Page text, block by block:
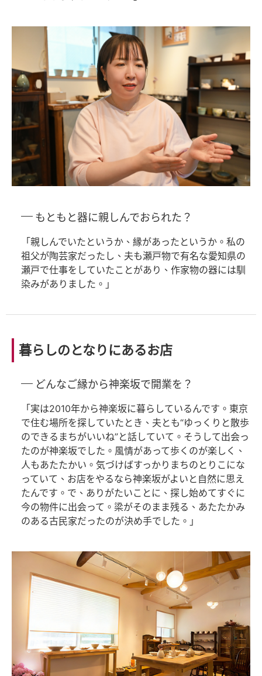
もともと器に親しんでおられた？
「親しんでいたというか、縁があったというか。私の
祖父が陶芸家だったし、夫も瀬戸物で有名な愛知県の
瀬戸で仕事をしていたことがあり、作家物の器には馴
染みがありました。」
暮らしのとなりにあるお店
どんなご縁から神楽坂で開業を？
「実は2010年から神楽坂に暮らしているんです。東京
で住む場所を探していたとき、夫とも“ゆっくりと散歩
のできるまちがいいね”と話していて。そうして出会っ
たのが神楽坂でした。風情があって歩くのが楽しく、
人もあたたかい。気づけばすっかりまちのとりこにな
っていて、お店をやるなら神楽坂がよいと自然に思え
たんです。で、ありがたいことに、探し始めてすぐに
今の物件に出会って。梁がそのまま残る、あたたかみ
のある古民家だったのが決め手でした。」